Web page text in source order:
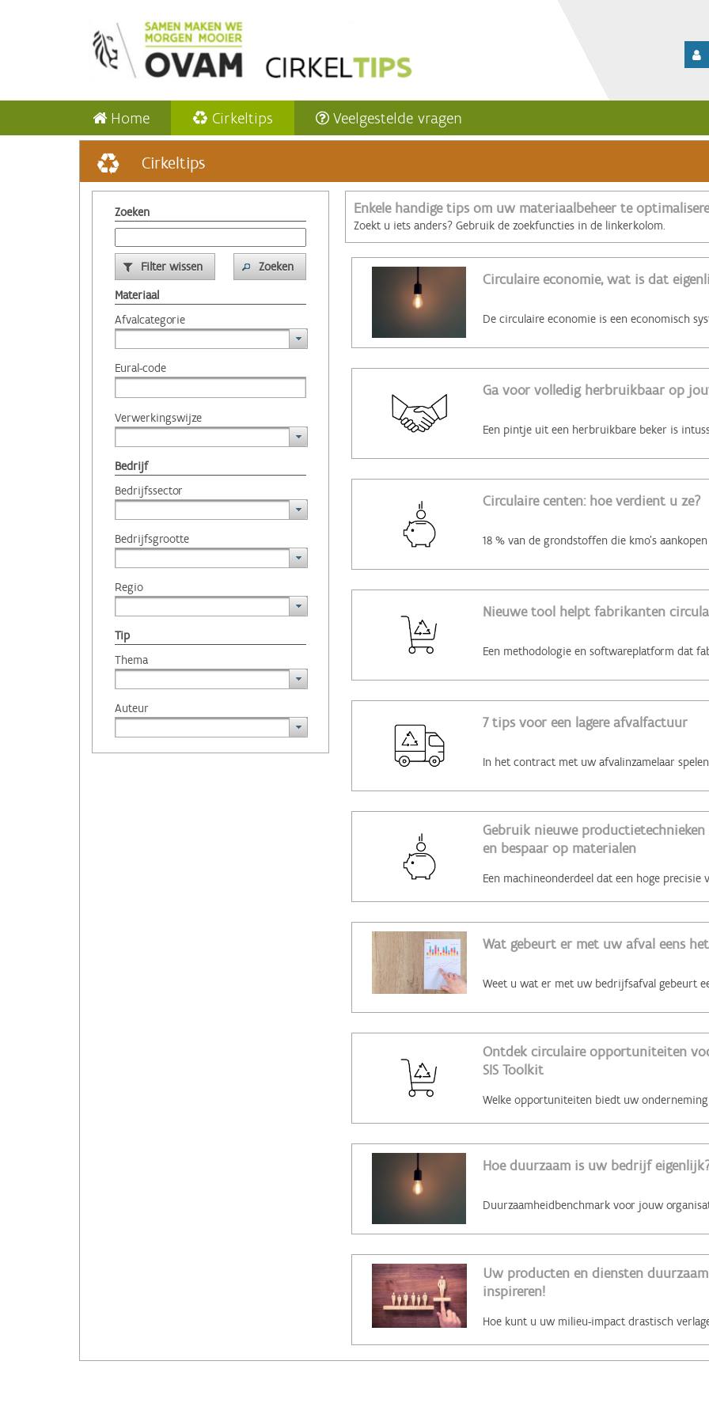
Home Cirkeltips Veelgestelde vragen
Cirkeltips
Zoeken
Filter wissen
Zoeken
Materiaal
Afvalcategorie
Eural-code
Verwerkingswijze
Bedrijf
Bedrijfssector
Bedrijfsgrootte
Regio
Tip
Thema
Auteur
Enkele handige tips om uw materiaalbeheer te
Zoekt u iets anders? Gebruik de zoekfuncties in de linkerkolom.
Circulaire economie, wat is dat
Ga voor volledig herbruikbaar op
Circulaire centen: hoe verdient u ze?
Nieuwe tool helpt fabrikanten
7 tips voor een lagere afvalfactuur
Gebruik nieuwe
en bespaar op materialen
Wat gebeurt er met uw afval eens
Ontdek circulaire opportuniteiten
SIS Toolkit
Hoe duurzaam is uw bedrijf
Uw producten en diensten
inspireren!